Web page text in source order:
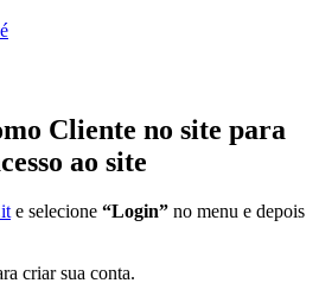
Cliente no site para
ao site
e selecione “Login” no menu e depois
criar sua conta.